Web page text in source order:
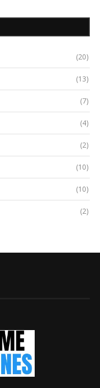
(20)
(13)
(7)
(4)
(2)
(10)
(10)
(2)